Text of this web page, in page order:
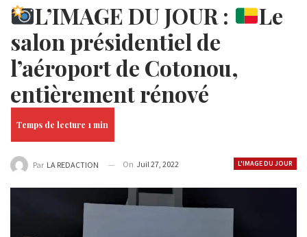
L’IMAGE DU JOUR :
Le
salon présidentiel de
l’aéroport de Cotonou,
entièrement rénové
L'IMAGE DU JOUR
Par LA REDACTION On Juil 27, 2022